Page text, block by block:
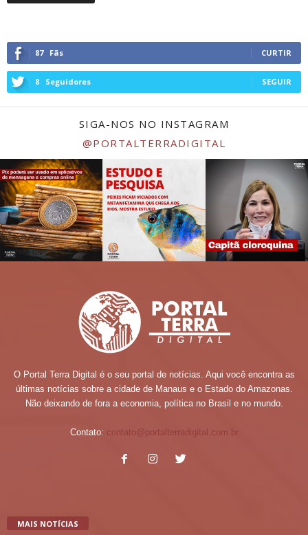
87 Fãs CURTIR
8 Seguidores SEGUIR
SIGA-NOS NO INSTAGRAM
@PORTALTERRADIGITAL
O Portal Terra Digital é o seu portal de notícias. Aqui você encontra as
últimas notícias sobre a cidade de Manaus e o Estado do Amazonas.
Não deixando de fora a economia, política no Brasil e no mundo.
Contato: contato@portalterradigital.com.br
MAIS NOTÍCIAS